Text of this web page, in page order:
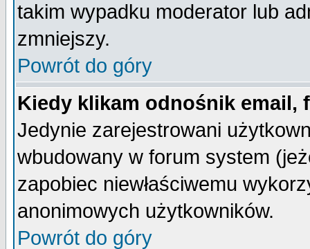
takim wypadku moderator lub
zmniejszy.
Powrót do góry
Kiedy klikam odnośnik email,
Jedynie zarejestrowani
wbudowany w forum system
zapobiec niewłaściwemu
anonimowych użytkowników.
Powrót do góry